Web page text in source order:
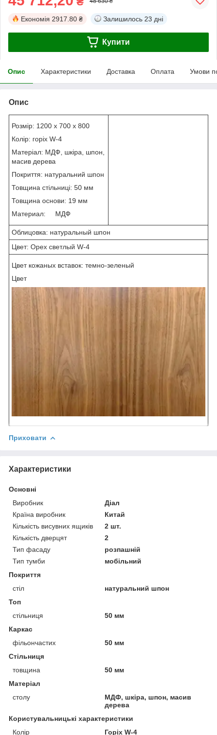
Економія 2917.80 ₴ Залишилось 23 дні
Купити
Опис Характеристики Доставка Оплата Умови
Опис
Розмір: 1200 х 700 х 800
Колір: горіх W-4
Матеріал: МДФ, шкіра, шпон,
масив дерева
Покриття: натуральний шпон
Товщина стільниці: 50 мм
Товщина основи: 19 мм
Материал: МДФ
Облицовка: натуральный шпон
Цвет: Орех светлый W-4
Цвет кожаных вставок: темно-зеленый
Цвет
Приховати
Характеристики
Основні
Виробник
Діал
Країна виробник
Китай
Кількість висувних ящиків
2 шт.
Кількість дверцят
2
Тип фасаду
розпашній
Тип тумби
мобільний
Покриття
стіл
натуральний шпон
Топ
стільниця
50 мм
Каркас
фільончастих
50 мм
Стільниця
товщина
50 мм
Матеріал
столу
МДФ, шкіра, шпон, масив
дерева
Користувальницькі характеристики
Колір
Горіх W-4